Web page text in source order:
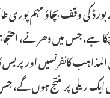
کہ بورڈ کی وقف بچاؤ مہم
شروع ہو چکا ہے، جس میں